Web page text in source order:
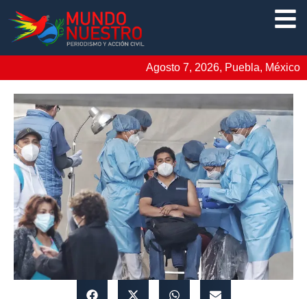
Agosto 7, 2026, Puebla, México